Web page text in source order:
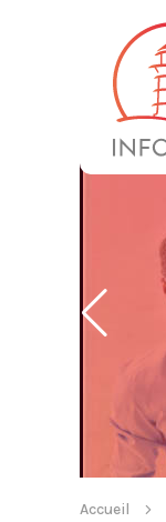
Accueil